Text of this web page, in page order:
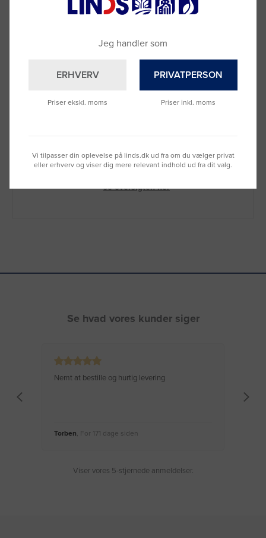
Vi sidder klar til at hjælpe dig.
–se oversigten her
Se hvad vores kunder siger
Nemt at bestille og hurtig levering
Torben , For 171 dage siden
Viser vores 5-stjernede anmeldelser.
Jeg handler som
ERHVERV
Priser ekskl. moms
PRIVATPERSON
Priser inkl. moms
Vi tilpasser din oplevelse på linds.dk ud fra om du vælger privat
eller erhverv og viser dig mere relevant indhold ud fra dit valg.